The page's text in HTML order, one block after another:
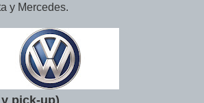
y Mercedes.
y pick-up)